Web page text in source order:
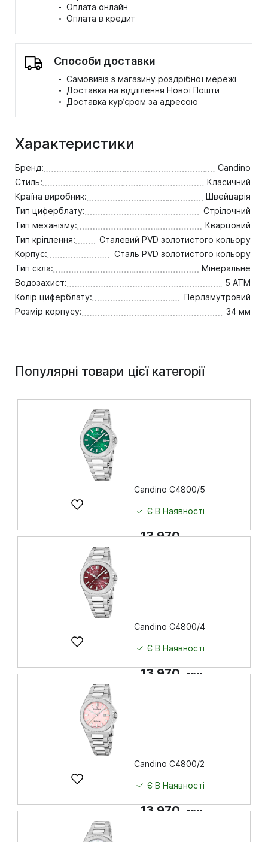
· Оплата онлайн
· Оплата в кредит
Способи доставки
· Самовивіз з магазину роздрібної мережі
· Доставка на відділення Нової Пошти
· Доставка кур’єром за адресою
Характеристики
Бренд:
Candino
Стиль:
Класичний
Країна виробник:
Швейцарія
Тип циферблату:
Стрілочний
Тип механізму:
Кварцовий
Тип кріплення:
Сталевий PVD золотистого кольору
Корпус:
Сталь PVD золотистого кольору
Тип скла:
Мінеральне
Водозахист:
5 ATM
Колір циферблату:
Перламутровий
Розмір корпусу:
34 мм
Популярні товари цієї категорії
Candino C4800/5
Є В Наявності
13 970 грн
Candino C4800/4
Є В Наявності
13 970 грн
Candino C4800/2
Є В Наявності
13 970 грн